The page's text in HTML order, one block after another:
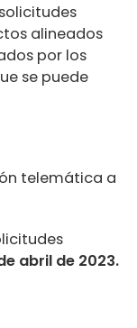
alineados
por los
se puede
telemática a
abril de 2023.